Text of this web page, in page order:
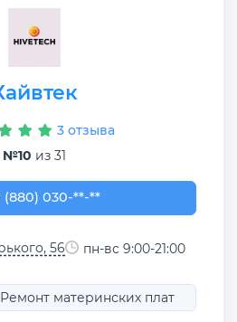
3 отзыва
№10 из 31
(880) 030-16-68
(880) 030-**-**
56 пн-вс 9:00-21:00
материнских плат